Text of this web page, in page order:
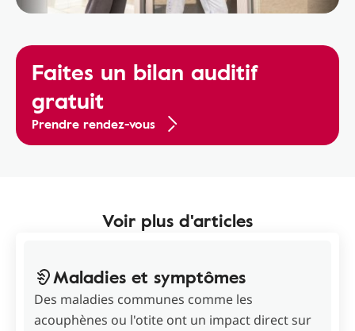
Faites un bilan auditif
gratuit
Prendre rendez-vous
Voir plus d'articles
Maladies et symptômes
Des maladies communes comme les
acouphènes ou l'otite ont un impact direct sur